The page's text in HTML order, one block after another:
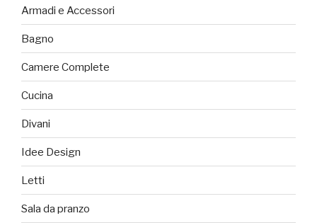
Armadi e Accessori
Bagno
Camere Complete
Cucina
Divani
Idee Design
Letti
Sala da pranzo